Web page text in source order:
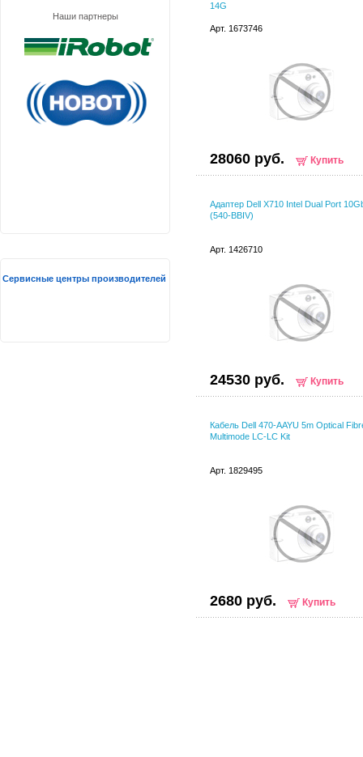
14G
Арт. 1673746
28060 руб. Купить
Адаптер Dell X710 Intel Dual Port
(540-BBIV)
Арт. 1426710
24530 руб. Купить
Кабель Dell 470-AAYU 5m Optical
Multimode LC-LC Kit
Арт. 1829495
2680 руб. Купить
Наши партнеры
Сервисные центры производителей